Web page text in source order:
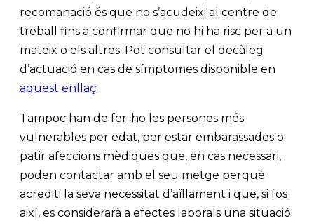
recomanació és que no s’acudeixi al centre de
treball fins a confirmar que no hi ha risc per a un
mateix o els altres. Pot consultar el decàleg
d’actuació en cas de símptomes disponible en
aquest enllaç
Tampoc han de fer-ho les persones més
vulnerables per edat, per estar embarassades o
patir afeccions mèdiques que, en cas necessari,
poden contactar amb el seu metge perquè
acrediti la seva necessitat d’aïllament i que, si fos
així, es considerarà a efectes laborals una situació